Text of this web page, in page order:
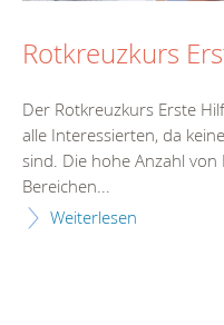
Rotkreuzkurs
Der Rotkreuzkurs Erste
alle Interessierten, da
sind. Die hohe Anzahl
Bereichen...
Weiterlesen